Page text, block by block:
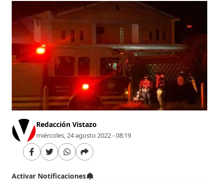
Redacción Vistazo
miércoles, 24 agosto 2022 - 08:19
Activar Notificaciones